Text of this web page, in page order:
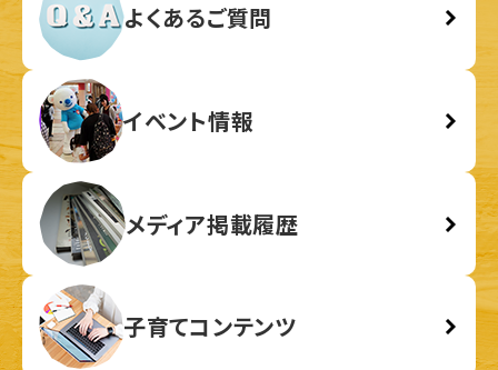
よくあるご質問
イベント情報
メディア掲載履歴
子育てコンテンツ